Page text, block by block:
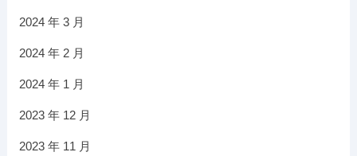
2024 年 3 月
2024 年 2 月
2024 年 1 月
2023 年 12 月
2023 年 11 月